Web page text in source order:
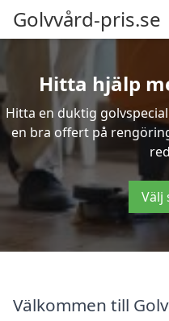
Golvvård-pris.se
Hitta hjälp
Hitta en duktig
en bra offert på
Välj
Välkommen till